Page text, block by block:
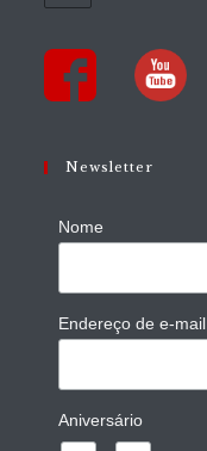
Newsletter
Nome
Endereço de e-mail
Aniversário